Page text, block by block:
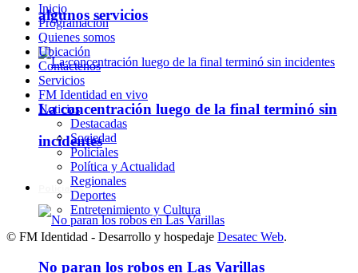
algunos servicios
La concentración luego de la final terminó sin
incidentes
Policiales
No paran los robos en Las Varillas
Inicio
Programación
Quienes somos
Ubicación
Contáctenos
Servicios
FM Identidad en vivo
Noticias
Destacadas
Sociedad
Policiales
Política y Actualidad
Regionales
Deportes
Entretenimiento y Cultura
© FM Identidad - Desarrollo y hospedaje Desatec Web.